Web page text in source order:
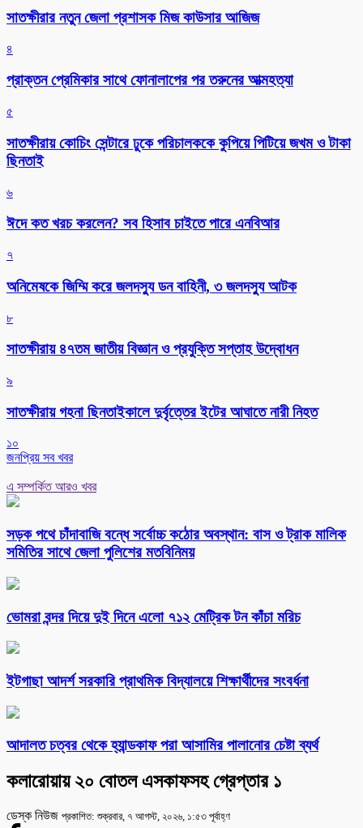
সাতক্ষীরার নতুন জেলা প্রশাসক মিজ কাউসার আজিজ
৪
প্রাক্তন প্রেমিকার সাথে ফোনালাপের পর তরুনের আত্মহত্যা
৫
সাতক্ষীরায় কোচিং সেন্টারে ঢুকে পরিচালককে কুপিয়ে পিটিয়ে জখম ও টাকা
ছিনতাই
৬
ঈদে কত খরচ করলেন? সব হিসাব চাইতে পারে এনবিআর
৭
অনিমেষকে জিম্মি করে জলদস্যু ডন বাহিনী, ৩ জলদস্যু আটক
৮
সাতক্ষীরায় ৪৭তম জাতীয় বিজ্ঞান ও প্রযুক্তি সপ্তাহ উদ্বোধন
৯
সাতক্ষীরায় গহনা ছিনতাইকালে দুর্বৃত্তের ইটের আঘাতে নারী নিহত
১০
জনপ্রিয় সব খবর
এ সম্পর্কিত আরও খবর
সড়ক পথে চাঁদাবাজি বন্ধে সর্বোচ্চ কঠোর অবস্থান: বাস ও ট্রাক মালিক
সমিতির সাথে জেলা পুলিশের মতবিনিময়
ভোমরা বন্দর দিয়ে দুই দিনে এলো ৭১২ মেট্রিক টন কাঁচা মরিচ
ইটগাছা আদর্শ সরকারি প্রাথমিক বিদ্যালয়ে শিক্ষার্থীদের সংবর্ধনা
আদালত চত্বর থেকে হ্যান্ডকাফ পরা আসামির পালানোর চেষ্টা ব্যর্থ
কলারোয়ায় ২০ বোতল এসকাফসহ গ্রেপ্তার ১
ডেস্ক নিউজ প্রকাশিত: শুক্রবার, ৭ আগস্ট, ২০২৬, ১:৫৩ পূর্বাহ্ণ